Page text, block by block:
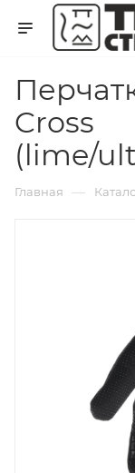
Cross
(lime/
Главная —